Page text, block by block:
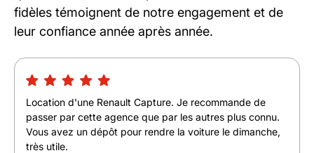
fidèles témoignent de notre engagement et de
leur confiance année après année.
Location d'une Renault Capture. Je recommande de
passer par cette agence que par les autres plus connu.
Vous avez un dépôt pour rendre la voiture le dimanche,
très utile.